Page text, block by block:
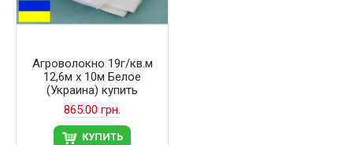
Агроволокно 19г/кв.м
12,6м х 10м Белое
(Украина) купить
865.00 грн.
КУПИТЬ